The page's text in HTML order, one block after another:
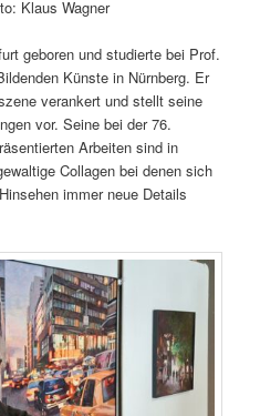
Klaus Wagner
geboren und studierte bei Prof.
Künste in Nürnberg. Er
verankert und stellt seine
vor. Seine bei der 76.
Arbeiten sind in
Collagen bei denen sich
immer neue Details